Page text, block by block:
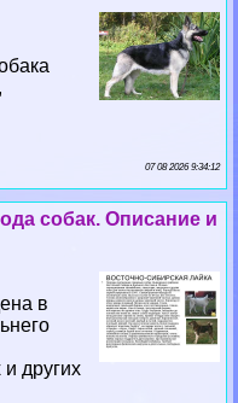
07 08 2026 9:34:12
собак. Описание и
в
и других